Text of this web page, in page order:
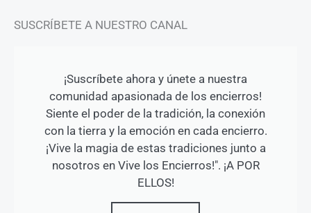
SUSCRÍBETE A NUESTRO CANAL
¡Suscríbete ahora y únete a nuestra
comunidad apasionada de los encierros!
Siente el poder de la tradición, la conexión
con la tierra y la emoción en cada encierro.
¡Vive la magia de estas tradiciones junto a
nosotros en Vive los Encierros!". ¡A POR
ELLOS!